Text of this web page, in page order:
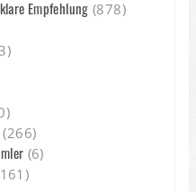
Empfehlung (878)
(266)
(6)